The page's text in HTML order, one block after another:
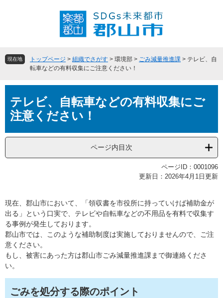
頭
飛現在地 トップページ > 組織でさがす > 環境部 > ごみ減量推進課 > テレビ、自
転車などの有料収集にご注意ください！
文テレビ、自転車などの有料収集にご
注意ください！
ページ内目次
ページID：0001096
更新日：2026年4月1日更新
現在、郡山市において、「領収書を市役所に持っていけば補助金が
出る」という口実で、テレビや自転車などの不用品を有料で収集す
る事例が発生しております。
郡山市では、このような補助制度は実施しておりませんので、ご注
意ください。
もし、被害にあった方は郡山市ごみ減量推進課まで御連絡くださ
い。
ごみを処分する際のポイント